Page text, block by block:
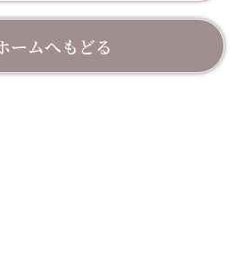
ームへもどる